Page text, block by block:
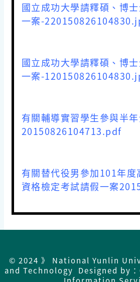
國立成功大學請釋碩、博
一案-
國立成功大學請釋碩、博
一案-
有關輔導實習學生參與半
20150826104713.pdf
有關替代役男參加101年
資格檢定考試請假一案
© 2024 》 National Yunlin
and Technology Designed by